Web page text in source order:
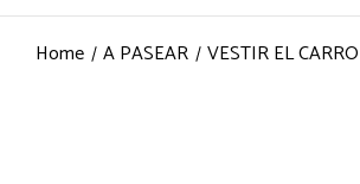
Home A PASEAR VESTIR EL CARRO